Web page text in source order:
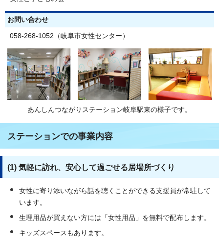
お問い合わせ
058-268-1052（岐阜市女性センター）
あんしんつながりステーション岐阜駅東の様子です。
ステーションでの事業内容
(1) 気軽に訪れ、安心して過ごせる居場所づくり
女性に寄り添いながら話を聴くことができる支援員が常駐して
います。
生理用品が買えない方には「女性用品」を無料で配布します。
キッズスペースもあります。